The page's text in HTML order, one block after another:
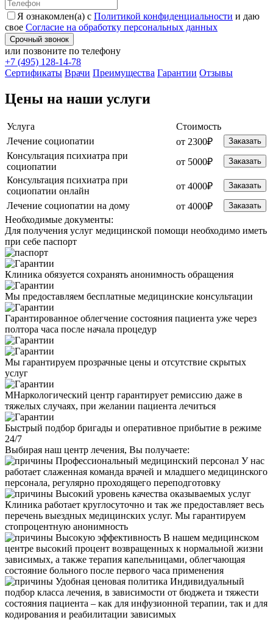
Я ознакомлен(а) с Политикой конфиденциальности и даю
свое Согласие на обработку персональных данных
Срочный звонок
или позвоните по телефону
+7 (495) 128-14-78
Cертификаты Врачи Преимущества Гарантии Отзывы
Цены на наши услуги
Услуга
Стоимость
Лечение социопатии
от 2300₽ Заказать
Консультация психиатра при
социопатии
от 5000₽ Заказать
Консультация психиатра при
социопатии онлайн
от 4000₽ Заказать
Лечение социопатии на дому от 4000₽ Заказать
Необходимые документы:
Для получения услуг медицинской помощи необходимо иметь
при себе паспорт
Клиника обязуется сохранять анонимность обращения
Мы предоставляем бесплатные медицинские консультации
Гарантированное облегчение состояния пациента уже через
полтора часа после начала процедур
Мы гарантируем прозрачные цены и отсутствие скрытых
услуг
МНаркологический центр гарантирует ремиссию даже в
тяжелых случаях, при желании пациента лечиться
Быстрый подбор бригады и оперативное прибытие в режиме
24/7
Выбирая наш центр лечения, Вы получаете:
Профессиональный медицинский персонал У нас
работает слаженная команда врачей и младшего медицинского
персонала, регулярно проходящего переподготовку
Высокий уровень качества оказываемых услуг
Клиника работает круглосуточно и так же предоставляет весь
перечень выездных медицинских услуг. Мы гарантируем
стопроцентную анонимность
Высокую эффективность В нашем медицинском
центре высокий процент возвращенных к нормальной жизни
зависимых, а также терапия капельницами, облегчающая
состояние больного после первого часа применения
Удобная ценовая политика Индивидуальный
подбор класса лечения, в зависимости от бюджета и тяжести
состояния пациента – как для инфузионной терапии, так и для
кодирования и реабилитации зависимых